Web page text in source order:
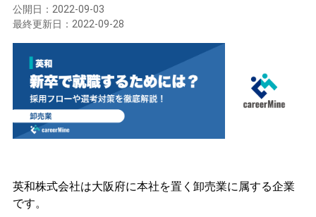
公開日： 2022-09-03
最終更新日： 2022-09-28
英和株式会社は大阪府に本社を置く卸売業に属する企業
です。